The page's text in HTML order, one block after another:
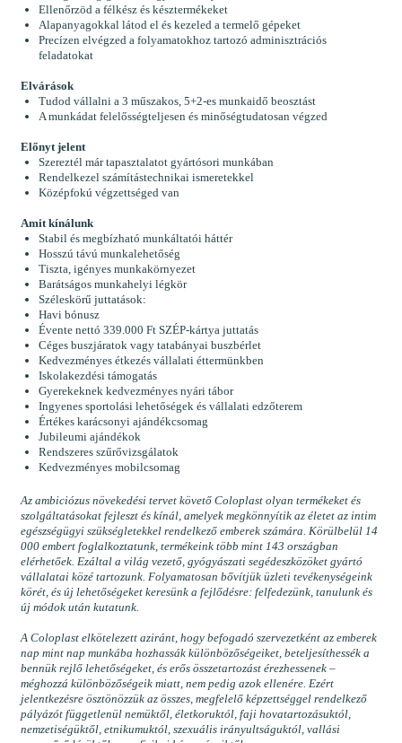
Ellenőrzöd a félkész és késztermékeket
Alapanyagokkal látod el és kezeled a termelő gépeket
Precízen elvégzed a folyamatokhoz tartozó adminisztrációs
feladatokat
Elvárások
Tudod vállalni a 3 műszakos, 5+2-es munkaidő beosztást
A munkádat felelősségteljesen és minőségtudatosan végzed
Előnyt jelent
Szereztél már tapasztalatot gyártósori munkában
Rendelkezel számítástechnikai ismeretekkel
Középfokú végzettséged van
Amit kínálunk
Stabil és megbízható munkáltatói háttér
Hosszú távú munkalehetőség
Tiszta, igényes munkakörnyezet
Barátságos munkahelyi légkör
Széleskörű juttatások:
Havi bónusz
Évente nettó 339.000 Ft SZÉP-kártya juttatás
Céges buszjáratok vagy tatabányai buszbérlet
Kedvezményes étkezés vállalati éttermünkben
Iskolakezdési támogatás
Gyerekeknek kedvezményes nyári tábor
Ingyenes sportolási lehetőségek és vállalati edzőterem
Értékes karácsonyi ajándékcsomag
Jubileumi ajándékok
Rendszeres szűrővizsgálatok
Kedvezményes mobilcsomag
Az ambiciózus növekedési tervet követő Coloplast olyan termékeket és
szolgáltatásokat fejleszt és kínál, amelyek megkönnyítik az életet az intim
egészségügyi szükségletekkel rendelkező emberek számára. Körülbelül 14
000 embert foglalkoztatunk, termékeink több mint 143 országban
elérhetőek. Ezáltal a világ vezető, gyógyászati segédeszközöket gyártó
vállalatai közé tartozunk. Folyamatosan bővítjük üzleti tevékenységeink
körét, és új lehetőségeket keresünk a fejlődésre: felfedezünk, tanulunk és
új módok után kutatunk.
A Coloplast elkötelezett aziránt, hogy befogadó szervezetként az emberek
nap mint nap munkába hozhassák különbözőségeiket, beteljesíthessék a
bennük rejlő lehetőségeket, és erős összetartozást érezhessenek –
méghozzá különbözőségeik miatt, nem pedig azok ellenére. Ezért
jelentkezésre ösztönözzük az összes, megfelelő képzettséggel rendelkező
pályázót függetlenül nemüktől, életkoruktól, faji hovatartozásuktól,
nemzetiségüktől, etnikumuktól, szexuális irányultságuktól, vallási